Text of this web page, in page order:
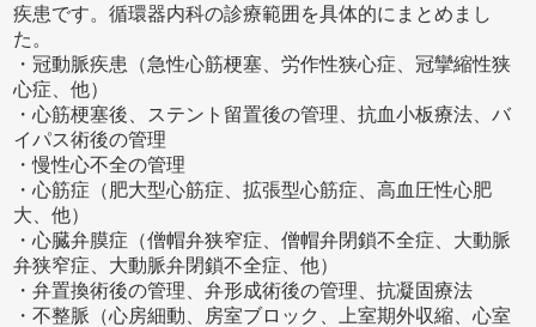
疾患です。循環器内科の診療範囲を具体的にまとめまし
た。
・冠動脈疾患（急性心筋梗塞、労作性狭心症、冠攣縮性狭
心症、他）
・心筋梗塞後、ステント留置後の管理、抗血小板療法、バ
イパス術後の管理
・慢性心不全の管理
・心筋症（肥大型心筋症、拡張型心筋症、高血圧性心肥
大、他）
・心臓弁膜症（僧帽弁狭窄症、僧帽弁閉鎖不全症、大動脈
弁狭窄症、大動脈弁閉鎖不全症、他）
・弁置換術後の管理、弁形成術後の管理、抗凝固療法
・不整脈（心房細動、房室ブロック、上室期外収縮、心室